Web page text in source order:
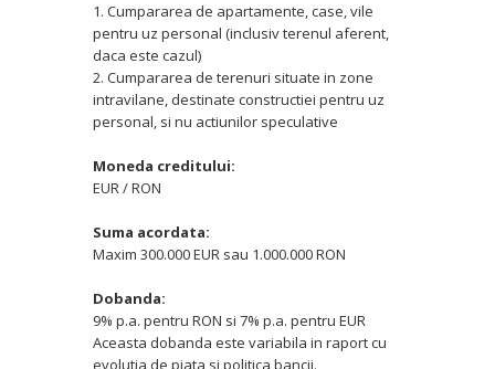
1. Cumpararea de apartamente, case, vile
pentru uz personal (inclusiv terenul aferent,
daca este cazul)
2. Cumpararea de terenuri situate in zone
intravilane, destinate constructiei pentru uz
personal, si nu actiunilor speculative
Moneda creditului:
EUR / RON
Suma acordata:
Maxim 300.000 EUR sau 1.000.000 RON
Dobanda:
9% p.a. pentru RON si 7% p.a. pentru EUR
Aceasta dobanda este variabila in raport cu
evolutia de piata si politica bancii.